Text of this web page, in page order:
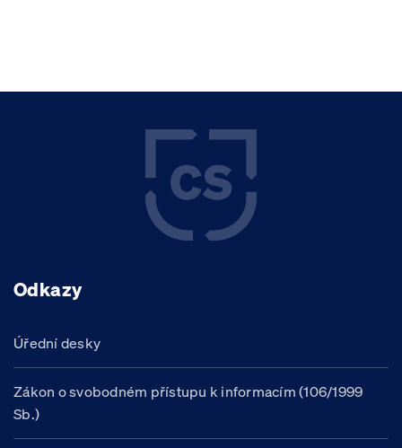
Odkazy
Úřední desky
Zákon o svobodném přístupu k informacím (106/1999
Sb.)